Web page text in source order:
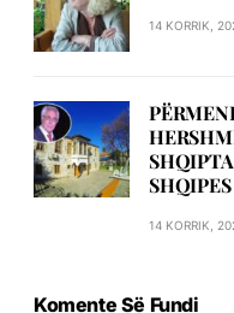
14 KORRIK,
SHQIPES
14 KORRIK,
Komente Së Fundi